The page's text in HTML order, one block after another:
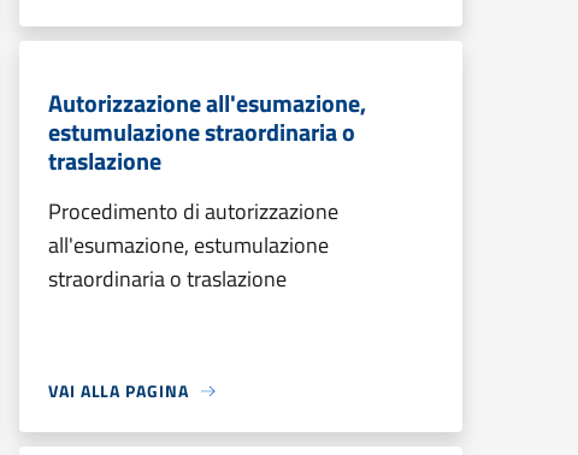
Autorizzazione all'esumazione,
estumulazione straordinaria o
traslazione
Procedimento di autorizzazione
all'esumazione, estumulazione
straordinaria o traslazione
VAI ALLA PAGINA